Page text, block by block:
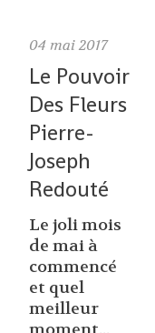
04 mai 2017
Le Pouvoir
Des Fleurs
Pierre-
Joseph
Redouté
Le joli mois
de mai à
commencé
et quel
meilleur